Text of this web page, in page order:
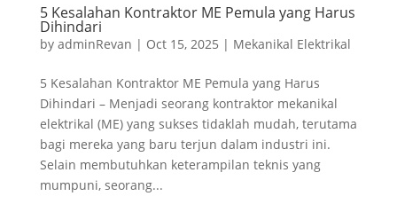
5 Kesalahan Kontraktor ME Pemula yang Harus
Dihindari
by adminRevan | Oct 15, 2025 | Mekanikal Elektrikal
5 Kesalahan Kontraktor ME Pemula yang Harus
Dihindari – Menjadi seorang kontraktor mekanikal
elektrikal (ME) yang sukses tidaklah mudah, terutama
bagi mereka yang baru terjun dalam industri ini.
Selain membutuhkan keterampilan teknis yang
mumpuni, seorang...